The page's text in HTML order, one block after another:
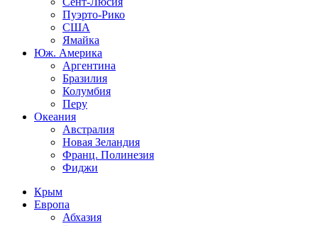
Пуэрто-Рико
США
Ямайка
Юж. Америка
Аргентина
Бразилия
Колумбия
Перу
Океания
Австралия
Новая Зеландия
Франц. Полинезия
Фиджи
Крым
Европа
Абхазия